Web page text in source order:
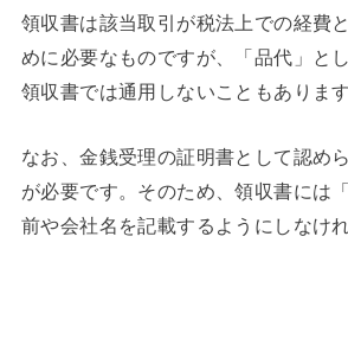
領収書は該当取引が税法上での経費
めに必要なものですが、「品代」と
領収書では通用しないこともあります
なお、金銭受理の証明書として認め
が必要です。そのため、領収書には
前や会社名を記載するようにしなけ